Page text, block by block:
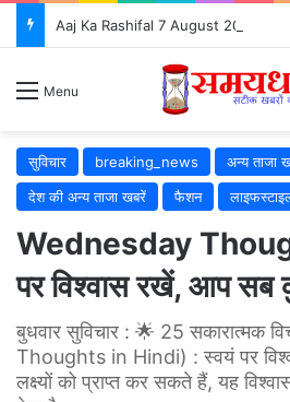
Menu
सुविचार breaking_news अन्य ताजा
देश की अन्य ताजा खबरें
फैशन
Wednesday
पर विश्वास रखें, आप
बुधवार सुविचार : 🌟 25 सकारात्मक
Thoughts in Hindi) : स्वयं पर
लक्ष्यों को प्राप्त कर सकते हैं, यह